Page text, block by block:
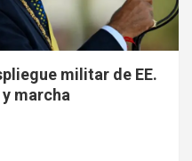
militar de EE.
marcha